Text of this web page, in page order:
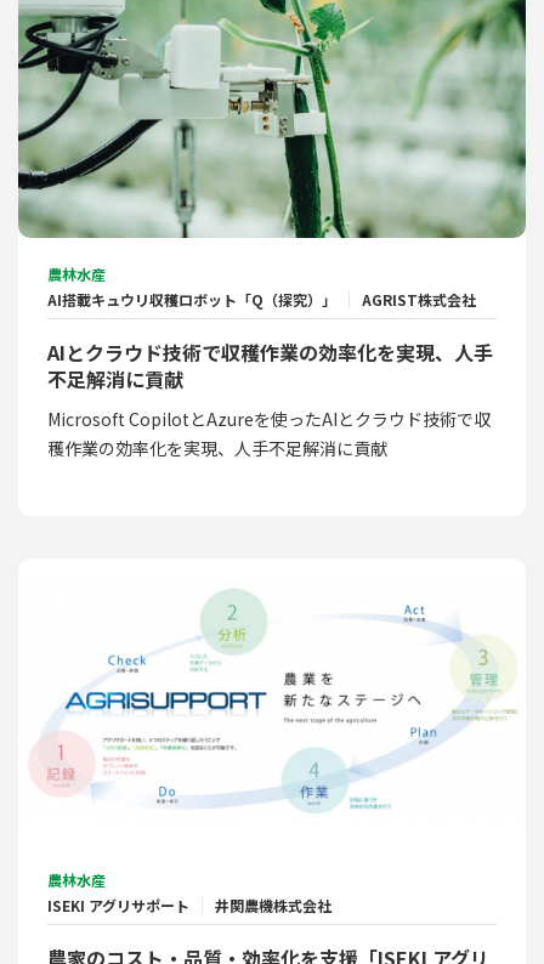
農林水産
AI搭載キュウリ収穫ロボット「Q（探究）」
AGRIST株式会社
AIとクラウド技術で収穫作業の効率化を実現、人手
不足解消に貢献
Microsoft CopilotとAzureを使ったAIとクラウド技術で収
穫作業の効率化を実現、人手不足解消に貢献
農林水産
ISEKI アグリサポート
井関農機株式会社
農家のコスト・品質・効率化を支援「ISEKI アグリ